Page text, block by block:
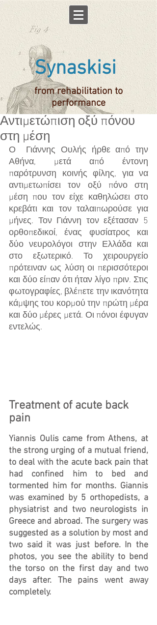
Synaskisi
from rehabilitation to
performance
Αντιμετώπιση οξύ πόνου
στη μέση
Ο  Γιάννης Ουλής ήρθε από την
Αθήνα, μετά από έντονη
παρότρυνση κοινής φίλης, για να
αντιμετωπίσει τον οξύ πόνο στη
μέση που τον είχε καθηλώσει στο
κρεβάτι και τον ταλαιπωρούσε για
μήνες. Τον Γιάννη τον εξέτασαν 5
ορθοπεδικοί, ένας φυσίατρος και
δύο νευρολόγοι στην Ελλάδα και
στο εξωτερικό. Το χειρουργείο
πρότειναν ως λύση οι περισσότεροι
και δύο είπαν ότι ήταν λίγο πριν. Στις
φωτογραφίες, βλέπετε την ικανότητα
κάμψης του κορμού την πρώτη μέρα
και δύο μέρες μετά. Οι πόνοι έφυγαν
εντελώς.
Treatment of acute back
pain
Yiannis Oulis came from Athens, at
the strong urging of a mutual friend,
to deal with the acute back pain that
had confined him to bed and
tormented him for months. Giannis
was examined by 5 orthopedists, a
physiatrist and two neurologists in
Greece and abroad. The surgery was
suggested as a solution by most and
two said it was just before. In the
photos, you see the ability to bend
the torso on the first day and two
days after. The pains went away
completely.